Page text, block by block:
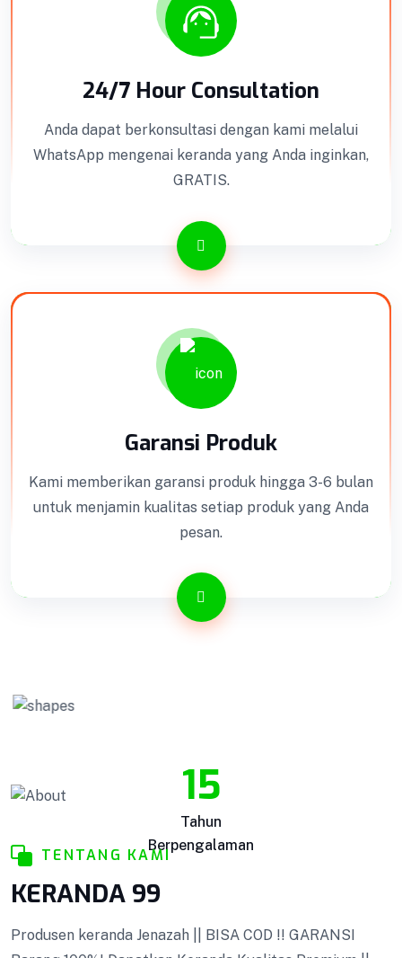
24/7 Hour Consultation
Anda dapat berkonsultasi dengan kami melalui
WhatsApp mengenai keranda yang Anda inginkan,
GRATIS.
Garansi Produk
Kami memberikan garansi produk hingga 3-6 bulan
untuk menjamin kualitas setiap produk yang Anda
pesan.
15
Tahun
Berpengalaman
TENTANG KAMI
KERANDA 99
Produsen keranda Jenazah || BISA COD !! GARANSI
Kotak Amal
Kotak Amal BISA COD !! GARANSI Barang 100%!
Dapatkan Keranda Kualitas Premium || Kami
melakukan pemasaran ke seluruh Indonesia
dengan sistem COD. Bisa COD! Promo & Diskon
Terlengkap! Cashback! Gratis Ongkir! Cicilan 0%.